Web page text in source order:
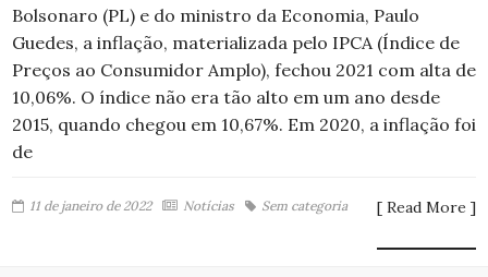
Bolsonaro (PL) e do ministro da Economia, Paulo
Guedes, a inflação, materializada pelo IPCA (Índice de
Preços ao Consumidor Amplo), fechou 2021 com alta de
10,06%. O índice não era tão alto em um ano desde
2015, quando chegou em 10,67%. Em 2020, a inflação foi
de
11 de janeiro de 2022 Notícias Sem categoria [ Read More ]